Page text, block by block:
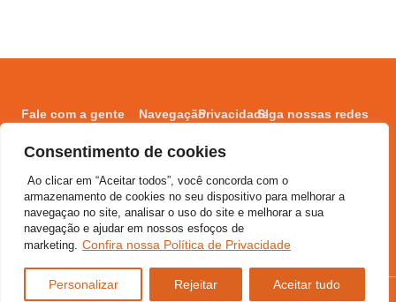
Consentimento de cookies
Ao clicar em “Aceitar todos”, você concorda com o
armazenamento de cookies no seu dispositivo para melhorar a
navegaçao no site, analisar o uso do site e melhorar a sua
navegação e ajudar em nossos esfoços de
marketing. Confira nossa Política de Privacidade
Personalizar Rejeitar Aceitar tudo
Fale com a gente
comunicacao@ecoarprodutora.com
Navegação
Quem
somos
Serviços
Projetos
Contato
Privacidade
Política de
privacidade
Termos
de uso
SIga nossas redes
Desenvolvido por